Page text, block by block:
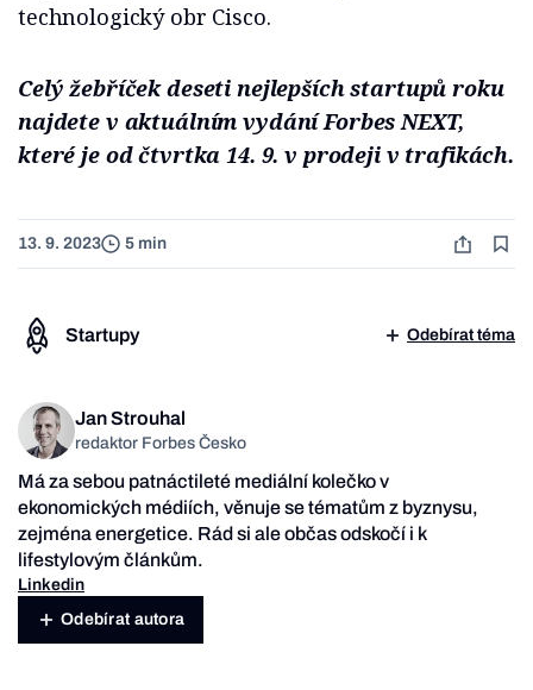
technologický obr Cisco.
Celý žebříček deseti nejlepších startupů roku
najdete v aktuálním vydání Forbes NEXT,
které je od čtvrtka 14. 9. v prodeji v trafikách.
13. 9. 2023 5 min
Startupy Odebírat téma
Jan Strouhal
redaktor Forbes Česko
Má za sebou patnáctileté mediální kolečko v
ekonomických médiích, věnuje se tématům z byznysu,
zejména energetice. Rád si ale občas odskočí i k
lifestylovým článkům.
Linkedin
Odebírat autora